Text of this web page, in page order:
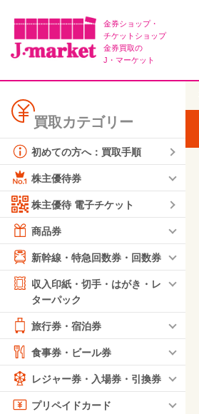
金券ショップ・
チケットショップ
金券買取の
J・マーケット
買取カテゴリー
初めての方へ：買取手順
株主優待券
株主優待 電子チケット
商品券
新幹線・特急回数券・回数券
収入印紙・切手・はがき・レ
ターパック
旅行券・宿泊券
食事券・ビール券
レジャー券・入場券・引換券
プリペイドカード